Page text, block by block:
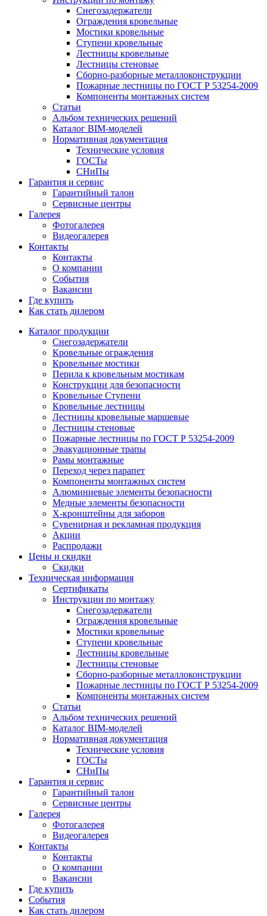
Снегозадержатели
Ограждения кровельные
Мостики кровельные
Ступени кровельные
Лестницы кровельные
Лестницы стеновые
Сборно-разборные металлоконструкции
Пожарные лестницы по ГОСТ Р 53254-2009
Компоненты монтажных систем
Статьи
Альбом технических решений
Каталог BIM-моделей
Нормативная документация
Технические условия
ГОСТы
СНиПы
Гарантия и сервис
Гарантийный талон
Сервисные центры
Галерея
Фотогалерея
Видеогалерея
Контакты
Контакты
О компании
События
Вакансии
Где купить
Как стать дилером
Каталог продукции
Снегозадержатели
Кровельные ограждения
Кровельные мостики
Перила к кровельным мостикам
Конструкции для безопасности
Кровельные Ступени
Кровельные лестницы
Лестницы кровельные маршевые
Лестницы стеновые
Пожарные лестницы по ГОСТ Р 53254-2009
Эвакуационные трапы
Рамы монтажные
Переход через парапет
Компоненты монтажных систем
Алюминиевые элементы безопасности
Медные элементы безопасности
X-кронштейны для заборов
Сувенирная и рекламная продукция
Акции
Распродажи
Цены и скидки
Скидки
Техническая информация
Сертификаты
Инструкции по монтажу
Снегозадержатели
Ограждения кровельные
Мостики кровельные
Ступени кровельные
Лестницы кровельные
Лестницы стеновые
Сборно-разборные металлоконструкции
Пожарные лестницы по ГОСТ Р 53254-2009
Компоненты монтажных систем
Статьи
Альбом технических решений
Каталог BIM-моделей
Нормативная документация
Технические условия
ГОСТы
СНиПы
Гарантия и сервис
Гарантийный талон
Сервисные центры
Галерея
Фотогалерея
Видеогалерея
Контакты
Контакты
О компании
Вакансии
Где купить
События
Как стать дилером